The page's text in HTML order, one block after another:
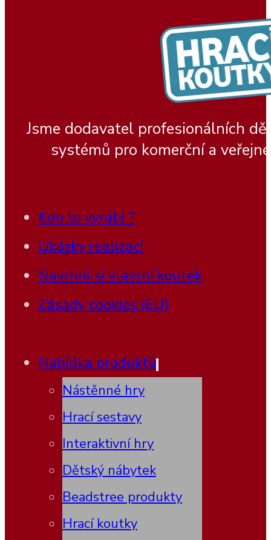
Jsme dodavatel profesionálních
systémů pro komerční a
Kdo to vyrábí ?
Ukázky realizací
Navrhni si vlastní koutek
Zásady cookies (EU)
Nabídka produktů
Nástěnné hry
Hrací sestavy
Interaktivní hry
Dětský nábytek
Beadstree produkty
Hrací koutky